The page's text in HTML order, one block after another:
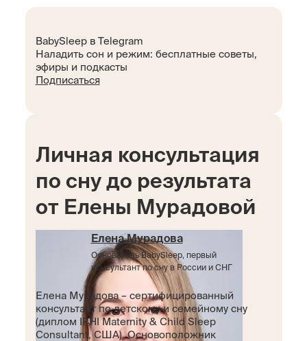
BabySleep в Telegram
Наладить сон и режим: бесплатные советы,
эфиры и подкасты
Подписаться
Личная консультация
по сну до результата
от Елены Мурадовой
Елена Мурадова
Основатель BabySleep, первый
консультант по сну в России и СНГ
Елена Мурадова – сертифицированный
консультант по детскому и семейному сну
(диплом IPHI Maternity & Child Sleep
Consultant, США). Основоположник